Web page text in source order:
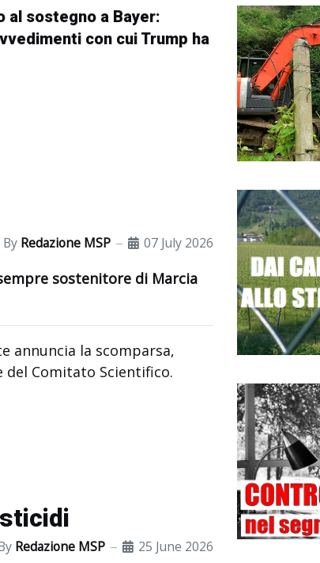
al sostegno a Bayer:
con cui Trump ha
By Redazione MSP 07 July 2026
sostenitore di Marcia
annuncia la scomparsa,
Comitato Scientifico.
Redazione MSP 25 June 2026